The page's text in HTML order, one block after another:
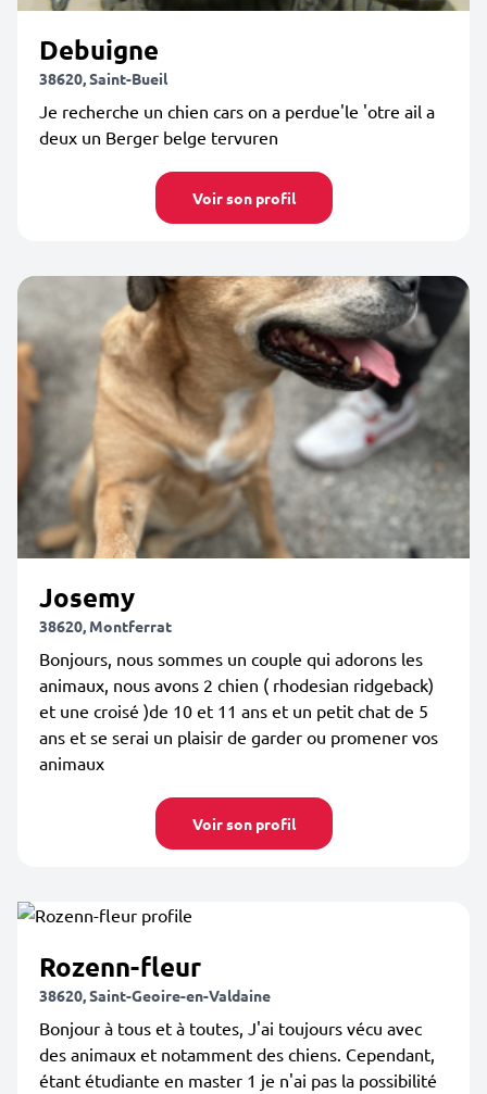
Debuigne
38620, Saint-Bueil
Je recherche un chien cars on a perdue'le 'otre ail a
deux un Berger belge tervuren
Voir son profil
Josemy
38620, Montferrat
Bonjours, nous sommes un couple qui adorons les
animaux, nous avons 2 chien ( rhodesian ridgeback)
et une croisé )de 10 et 11 ans et un petit chat de 5
ans et se serai un plaisir de garder ou promener vos
animaux
Voir son profil
Rozenn-fleur
38620, Saint-Geoire-en-Valdaine
Bonjour à tous et à toutes, J'ai toujours vécu avec
des animaux et notamment des chiens. Cependant,
étant étudiante en master 1 je n'ai pas la possibilité